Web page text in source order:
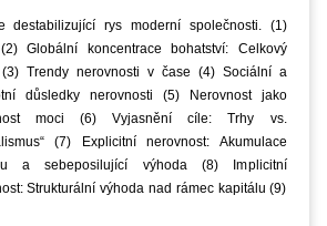
destabilizující rys moderní společnosti. (1)
Globální koncentrace bohatství: Celkový
Trendy nerovnosti v čase (4) Sociální a
důsledky nerovnosti (5) Nerovnost jako
moci (6) Vyjasnění cíle: Trhy vs.
(7) Explicitní nerovnost: Akumulace
a sebeposilující výhoda (8) Implicitní
Strukturální výhoda nad rámec kapitálu (9)